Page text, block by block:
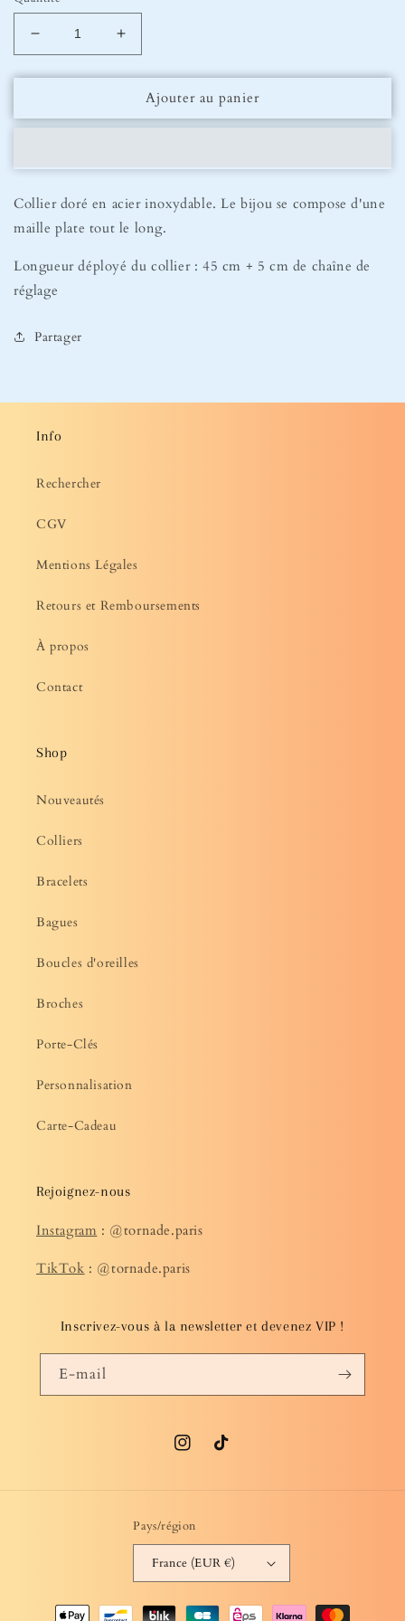
Réduire
la
quantité
Collier
Augmenter
la
quantité
Collier
Ajouter au panier
Collier doré en acier inoxydable. Le bijou se compose d'une
maille plate tout le long.
Longueur déployé du collier : 45 cm + 5 cm de chaîne de
réglage
Partager
Info
Rechercher
CGV
Mentions Légales
Retours et Remboursements
À propos
Contact
Shop
Nouveautés
Colliers
Bracelets
Bagues
Boucles d'oreilles
Broches
Porte-Clés
Personnalisation
Carte-Cadeau
Rejoignez-nous
Instagram : @tornade.paris
TikTok : @tornade.paris
Inscrivez-vous à la newsletter et devenez VIP !
E-mail
InstagramTikTok
Pays/région
France (EUR €)
Moyens